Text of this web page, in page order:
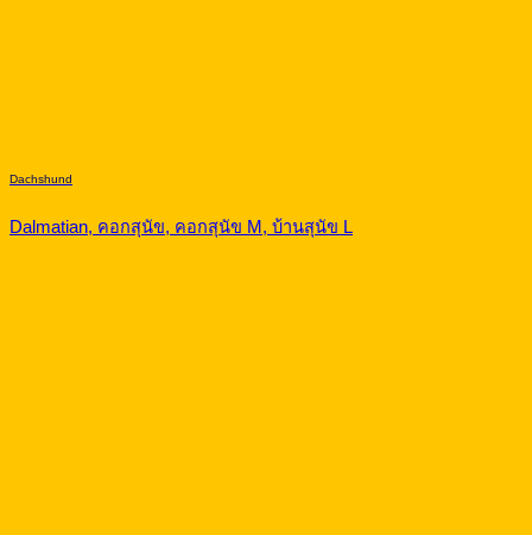
Dachshund
Dalmatian, คอกสุนัข, คอกสุนัข M, บ้านสุนัข L